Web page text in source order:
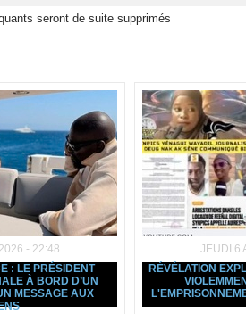
seront de suite supprimés
- 22:48
: LE PRÉSIDENT
À BORD D’UN
MESSAGE AUX
JEUDI 6
RÉVÉLATION